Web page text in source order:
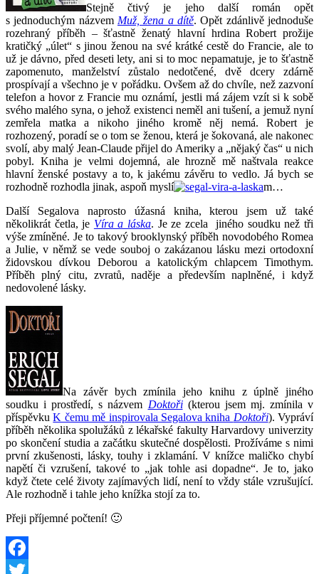
Stejně čtivý je jeho další román opět
s jednoduchým názvem Muž, žena a dítě. Opět zdánlivě jednoduše
rozehraný příběh – šťastně ženatý hlavní hrdina Robert prožije
kratičký „úlet“ s jinou ženou na své krátké cestě do Francie, ale to
už je dávno, před deseti lety, ani si to moc nepamatuje, je to šťastně
zapomenuto, manželství zůstalo nedotčené, dvě dcery zdárně
prospívají a všechno je v pořádku. Ovšem až do chvíle, než zazvoní
telefon a hovor z Francie mu oznámí, jestli má zájem vzít si k sobě
svého malého syna, o jehož existenci neměl ani tušení, a jemuž nyní
zemřela matka a nikoho jiného kromě něj nemá. Robert je
rozhozený, poradí se o tom se ženou, která je šokovaná, ale nakonec
svolí, aby malý Jean-Claude přijel do Ameriky a „nějaký čas“ u nich
pobyl. Kniha je velmi dojemná, ale hrozně mě naštvala reakce
hlavní ženské postavy a to, k jakému závěru to vedlo. Já bych se
rozhodně rozhodla jinak, aspoň myslí
m…
Další Segalova naprosto úžasná kniha, kterou jsem už také
několikrát četla, je Víra a láska. Je ze zcela jiného soudku než tři
výše zmíněné. Je to takový brooklynský příběh novodobého Romea
a Julie, v němž se vede souboj o zakázanou lásku mezi ortodoxní
židovskou dívkou Deborou a katolickým chlapcem Timothym.
Příběh plný citu, zvratů, naděje a především naplněné, i když
nedovolené lásky.
Na závěr bych zmínila jeho knihu z úplně jiného
soudku i prostředí, s názvem Doktoři(kterou jsem mj. zmínila v
příspěvkuK čemu mě inspirovala Segalova kniha Doktoři). Vypráví
příběh několika spolužáků z lékařské fakulty Harvardovy univerzity
po skončení studia a začátku skutečné dospělosti. Prožíváme s nimi
první zkušenosti, lásky, touhy i zklamání. V knížce maličko chybí
napětí či vzrušení, takové to „jak tohle asi dopadne“. Je to, jako
když čtete celé životy zajímavých lidí, není to vždy stále vzrušující.
Ale rozhodně i tahle jeho knížka stojí za to.
Přeji příjemné počtení! 🙂
Facebook